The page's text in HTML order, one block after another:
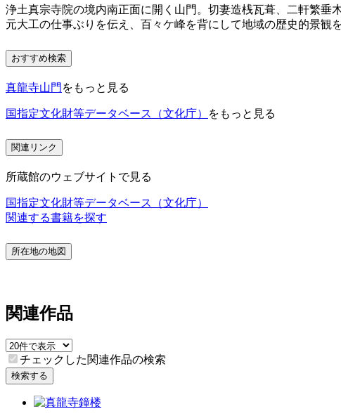
浄土真宗寺院の境内南正面に開く山門。切妻造桟瓦葺、二軒繁
元大工の仕事ぶりを伝え、百々ケ峰を背にして地域の歴史的景観
おすすめ検索
真龍寺山門 をもっと見る
国指定文化財等データベース（文化庁） をもっと見る
関連リンク
所蔵館のウェブサイトで見る
国指定文化財等データベース（文化庁）
関連する書籍を探す
所在地の地図
関連作品
チェックした関連作品の検索
検索する